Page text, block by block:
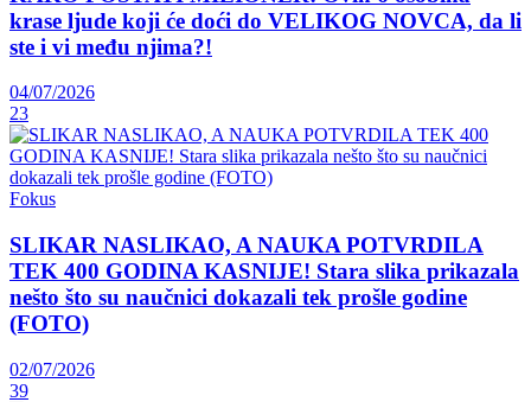
krase ljude koji će doći do VELIKOG NOVCA, da li
ste i vi među njima?!
04/07/2026
23
Fokus
SLIKAR NASLIKAO, A NAUKA POTVRDILA
TEK 400 GODINA KASNIJE! Stara slika prikazala
nešto što su naučnici dokazali tek prošle godine
(FOTO)
02/07/2026
39